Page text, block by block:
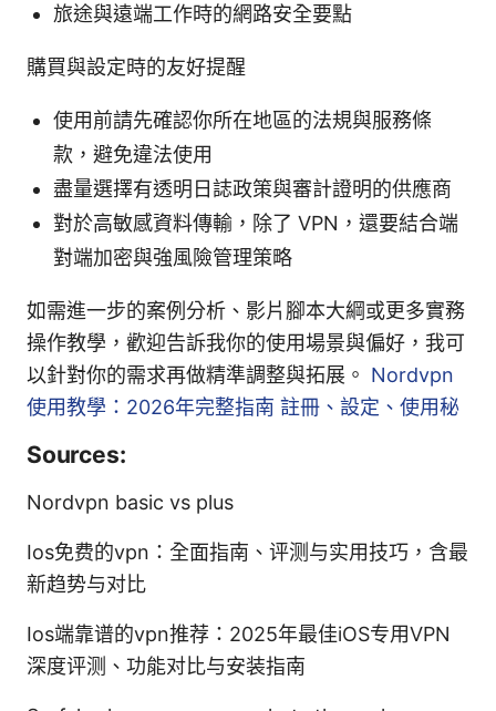
旅途與遠端工作時的網路安全要點
購買與設定時的友好提醒
使用前請先確認你所在地區的法規與服務條
款，避免違法使用
盡量選擇有透明日誌政策與審計證明的供應商
對於高敏感資料傳輸，除了 VPN，還要結合端
對端加密與強風險管理策略
如需進一步的案例分析、影片腳本大綱或更多實務
操作教學，歡迎告訴我你的使用場景與偏好，我可
以針對你的需求再做精準調整與拓展。 Nordvpn
使用教學：2026年完整指南 註冊、設定、使用秘
Sources:
Nordvpn basic vs plus
Ios免费的vpn：全面指南、评测与实用技巧，含最
新趋势与对比
Ios端靠谱的vpn推荐：2025年最佳iOS专用VPN
深度评测、功能对比与安装指南